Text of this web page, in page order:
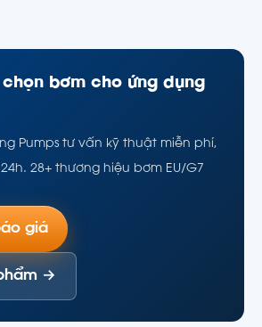
bơm cho ứng dụng
Pumps tư vấn kỹ thuật miễn phí,
28+ thương hiệu bơm EU/G7
giá
→